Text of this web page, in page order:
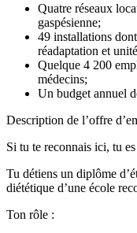
Quatre réseaux
gaspésienne;
49 installations
réadaptation et
Quelque 4 200
médecins;
Un budget annuel
Description de l’offre
Si tu te reconnais ici, tu
Tu détiens un diplôme
diététique d’une école
Ton rôle :